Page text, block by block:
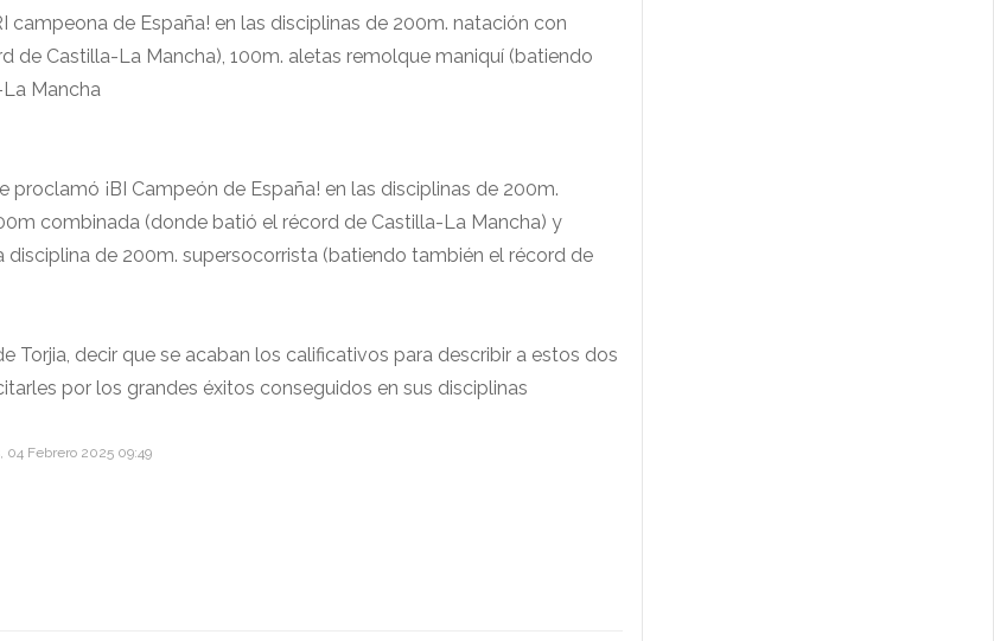
campeona de España! en las disciplinas de 200m. natación con
de Castilla-La Mancha), 100m. aletas remolque maniquí (batiendo
Mancha
proclamó ¡BI Campeón de España! en las disciplinas de 200m.
combinada (donde batió el récord de Castilla-La Mancha) y
disciplina de 200m. supersocorrista (batiendo también el récord de
Torjia, decir que se acaban los calificativos para describir a estos dos
por los grandes éxitos conseguidos en sus disciplinas
04 Febrero 2025 09:49